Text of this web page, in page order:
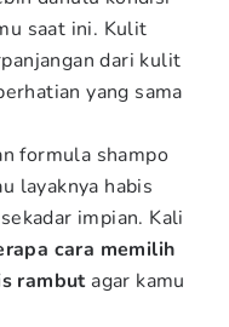
saat ini. Kulit
dari kulit
yang sama
formula shampo
layaknya habis
impian. Kali
cara memilih
rambutagar kamu